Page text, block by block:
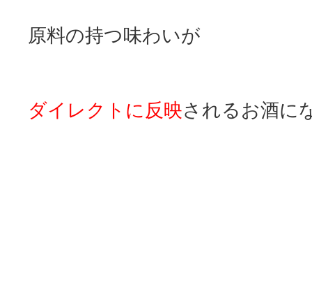
原料の持つ味わいが
ダイレクトに反映されるお酒に